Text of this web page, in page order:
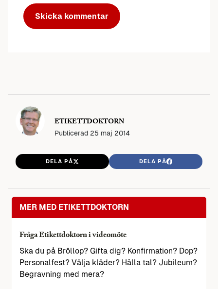
ETIKETTDOKTORN
Publicerad 25 maj 2014
DELA PÅ DELA PÅ
MER MED ETIKETTDOKTORN
Fråga Etikettdoktorn i videomöte
Ska du på Bröllop? Gifta dig? Konfirmation? Dop?
Personalfest? Välja kläder? Hålla tal? Jubileum?
Begravning med mera?